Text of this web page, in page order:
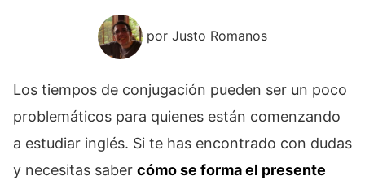
por Justo Romanos
Los tiempos de conjugación pueden ser un poco
problemáticos para quienes están comenzando
a estudiar inglés. Si te has encontrado con dudas
y necesitas saber cómo se forma el presente